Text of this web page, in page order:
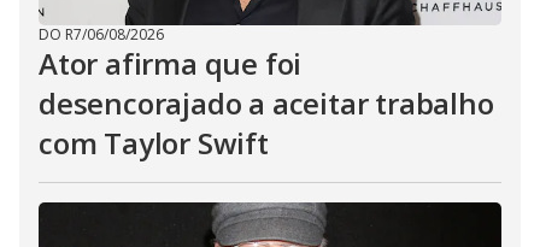
DO R7/06/08/2026
Ator afirma que foi
desencorajado a aceitar trabalho
com Taylor Swift